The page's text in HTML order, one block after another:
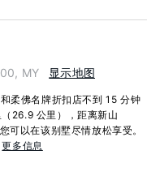
MY 显示地图
柔佛名牌折扣店不到 15 分钟
26.9 公里），距离新山
以在该别墅尽情放松享受。
更多信息